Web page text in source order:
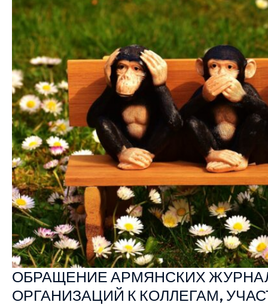
ОБРАЩЕНИЕ АРМЯНСКИХ
ОРГАНИЗАЦИЙ К КОЛЛЕГАМ,